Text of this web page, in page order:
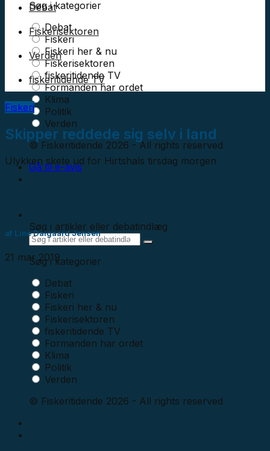
Søg i kategorier
Debat
Fiskeri
Fiskeri her & nu
Fiskerisektoren
fiskeritidende TV
Formanden har ordet
Klima
Politik
Verden
© Fiskeritidende 2026 - All rights reserved
Gå til e-avis
Søg i artikler eller debatindlæg
Søg i kategorier
Debat
Fiskeri
Fiskeri her & nu
Fiskerisektoren
fiskeritidende TV
Formanden har ordet
Klima
Politik
Verden
© Fiskeritidende 2026 - All rights reserved
Debat
Fiskerisektoren
Verden
fiskeritidende TV
Fiskeri
Skipper reddede sig selv i land
Ulykken skete ud for Hirtshals tirsdag morgen
af Line Dalgaard Jensen
21 mar 2019